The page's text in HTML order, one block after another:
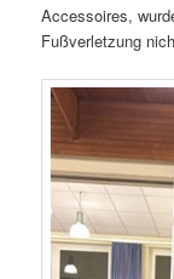
Accessoires,
Fußverletzung